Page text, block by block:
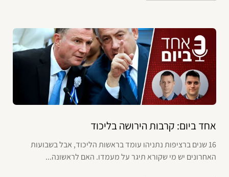
אחד ביום: קרבות הירושה בליכוד
16 שנים ברציפות נתניהו עומד בראשות הליכוד, אבל בשבועות
האחרונים יש מי שקורא תיגר על מעמדו. האם לראשונה...